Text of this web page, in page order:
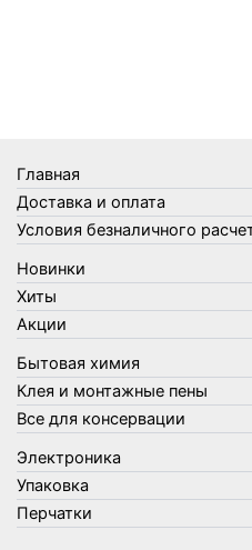
Товары для кухни
Товары для сада и
Товары для туризма и
Упаковка
Утеплители и прочее
Фонари, лампы и
Хозяйственные товары
Швабры, стекломои,
Шнуры, веревки и шпагаты
Электроника
Элементы питания
Главная
Доставка и оплата
Условия безналичного
Новинки
Хиты
Акции
Бытовая химия
Клея и монтажные пены
Все для консервации
Электроника
Упаковка
Перчатки